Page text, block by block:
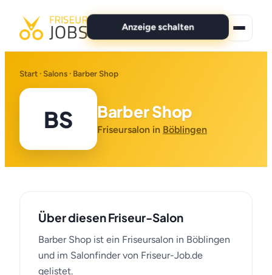
Anzeige schalten
Alle Jobs
Für Bewerber
Anzeige schalten
Start · Salons · Barber Shop
BS Barber Shop
Friseursalon in Böblingen
Über diesen Friseur-Salon
Barber Shop ist ein Friseursalon in Böblingen
und im Salonfinder von Friseur-Job.de
gelistet.